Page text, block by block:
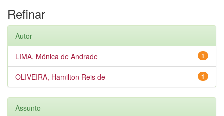
Refinar
Autor
1
LIMA, Mônica de Andrade
1
OLIVEIRA, Hamilton Reis de
Assunto